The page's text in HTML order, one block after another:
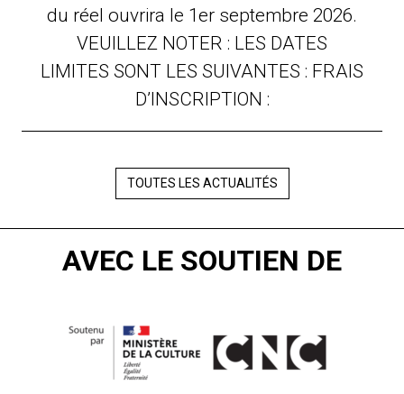
du réel ouvrira le 1er septembre 2026.
VEUILLEZ NOTER : LES DATES
LIMITES SONT LES SUIVANTES : FRAIS
D’INSCRIPTION :
TOUTES LES ACTUALITÉS
AVEC LE SOUTIEN DE